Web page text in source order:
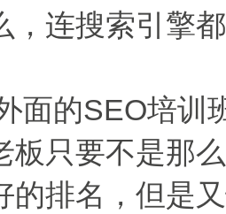
，连搜索引擎
SEO培训班
板只要不是那
的排名，但是